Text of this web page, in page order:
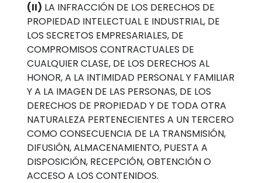
(II) LA INFRACCIÓN DE LOS DERECHOS DE
PROPIEDAD INTELECTUAL E INDUSTRIAL, DE
LOS SECRETOS EMPRESARIALES, DE
COMPROMISOS CONTRACTUALES DE
CUALQUIER CLASE, DE LOS DERECHOS AL
HONOR, A LA INTIMIDAD PERSONAL Y FAMILIAR
Y A LA IMAGEN DE LAS PERSONAS, DE LOS
DERECHOS DE PROPIEDAD Y DE TODA OTRA
NATURALEZA PERTENECIENTES A UN TERCERO
COMO CONSECUENCIA DE LA TRANSMISIÓN,
DIFUSIÓN, ALMACENAMIENTO, PUESTA A
DISPOSICIÓN, RECEPCIÓN, OBTENCIÓN O
ACCESO A LOS CONTENIDOS.